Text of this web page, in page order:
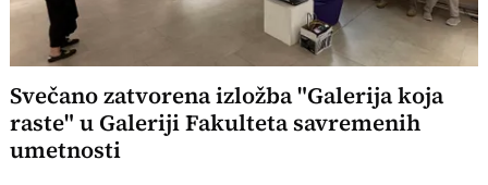
Svečano zatvorena izložba "Galerija koja
raste" u Galeriji Fakulteta savremenih
umetnosti